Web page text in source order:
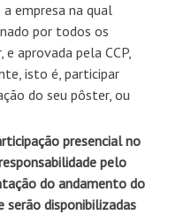
empresa na qual
por todos os
aprovada pela CCP,
isto é, participar
do seu pôster, ou
presencial no
pelo
do andamento do
disponibilizadas